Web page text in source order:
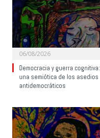
06/08/2026
Democracia y guerra cognitiva:
una semiótica de los asedios
antidemocráticos